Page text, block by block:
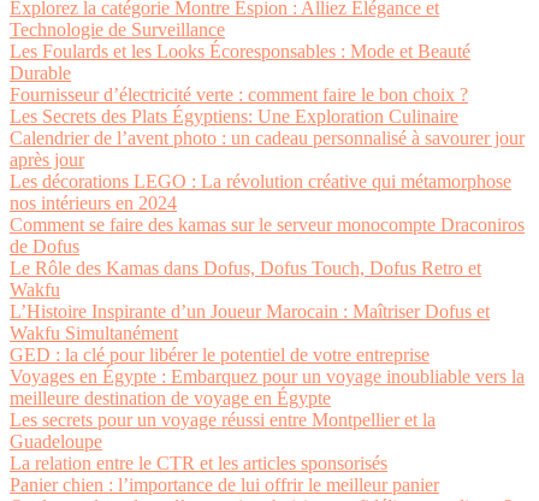
Explorez la catégorie Montre Espion : Alliez Élégance et
Technologie de Surveillance
Les Foulards et les Looks Écoresponsables : Mode et Beauté
Durable
Fournisseur d’électricité verte : comment faire le bon choix ?
Les Secrets des Plats Égyptiens: Une Exploration Culinaire
Calendrier de l’avent photo : un cadeau personnalisé à savourer jour
après jour
Les décorations LEGO : La révolution créative qui métamorphose
nos intérieurs en 2024
Comment se faire des kamas sur le serveur monocompte Draconiros
de Dofus
Le Rôle des Kamas dans Dofus, Dofus Touch, Dofus Retro et
Wakfu
L’Histoire Inspirante d’un Joueur Marocain : Maîtriser Dofus et
Wakfu Simultanément
GED : la clé pour libérer le potentiel de votre entreprise
Voyages en Égypte : Embarquez pour un voyage inoubliable vers la
meilleure destination de voyage en Égypte
Les secrets pour un voyage réussi entre Montpellier et la
Guadeloupe
La relation entre le CTR et les articles sponsorisés
Panier chien : l’importance de lui offrir le meilleur panier